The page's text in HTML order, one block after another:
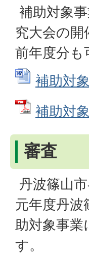
補助対象
究大会の
前年度分
補助対
補助対
審査
丹波篠山
元年度丹波
助対象事業
す。